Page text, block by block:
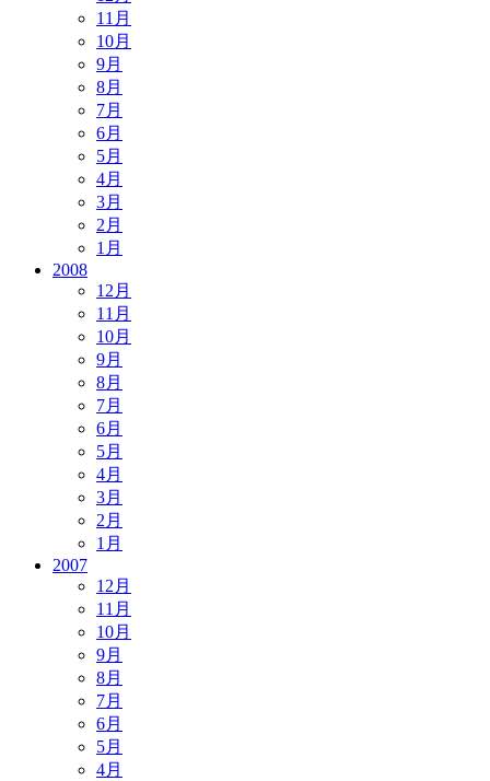
11月
10月
9月
8月
7月
6月
5月
4月
3月
2月
1月
2008
12月
11月
10月
9月
8月
7月
6月
5月
4月
3月
2月
1月
2007
12月
11月
10月
9月
8月
7月
6月
5月
4月